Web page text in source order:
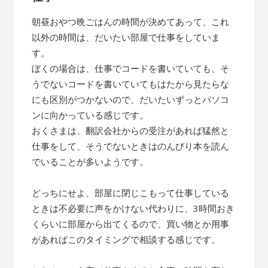
朝昼おやつ晩ごはんの時間が決めてあって、これ
以外の時間は、だいたい部屋で仕事をしていま
す。
ぼくの場合は、仕事でコードを書いていても、そ
うでないコードを書いていてもはたから見たらな
にも区別がつかないので、だいたいずっとパソコ
ンに向かっている感じです。
おくさまは、翻訳会社からの受注があれば猛然と
仕事をして、そうでないときはのんびり本を読ん
でいることが多いようです。
どっちにせよ、部屋に閉じこもって仕事している
ときは不必要に声をかけない代わりに、3時間おき
くらいに部屋から出てくるので、買い物とか用事
があればこのタイミングで相談する感じです。